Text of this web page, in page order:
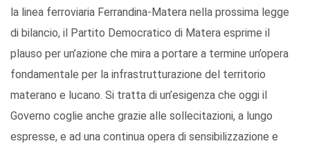
la linea ferroviaria Ferrandina-Matera nella prossima legge
di bilancio, il Partito Democratico di Matera esprime il
plauso per un’azione che mira a portare a termine un’opera
fondamentale per la infrastrutturazione del territorio
materano e lucano. Si tratta di un’esigenza che oggi il
Governo coglie anche grazie alle sollecitazioni, a lungo
espresse, e ad una continua opera di sensibilizzazione e